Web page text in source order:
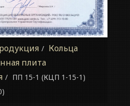
Кольца
плита
ПП 15-1 (КЦП 1-15-1)